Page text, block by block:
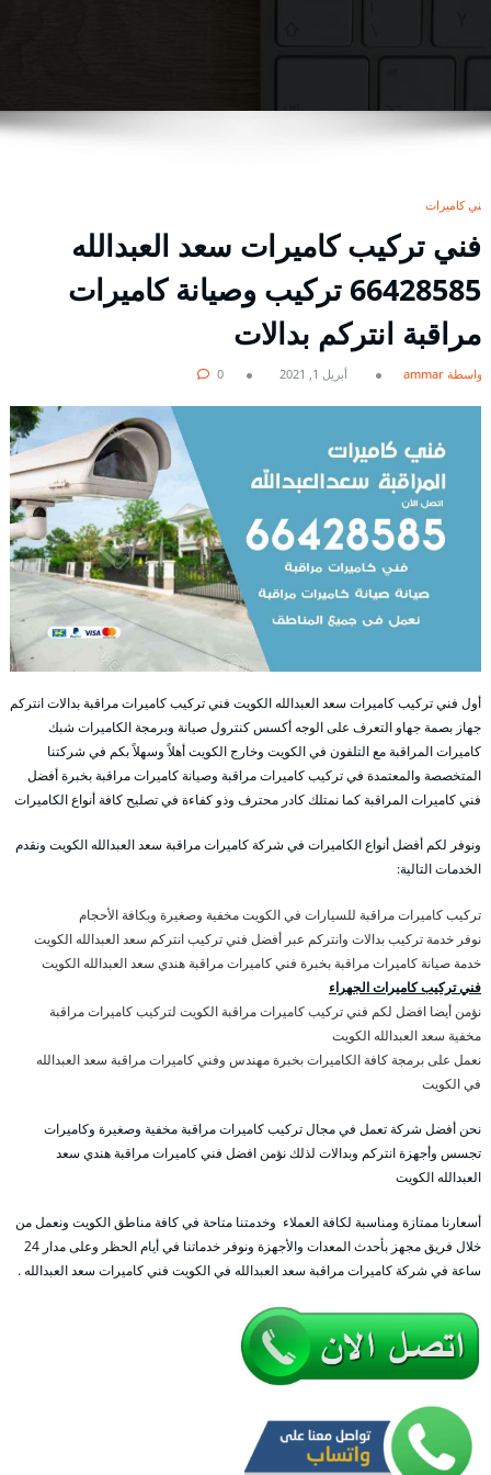
فني كاميرات
فني تركيب كاميرات سعد العبدالله
66428585 تركيب وصيانة كاميرات
مراقبة انتركم بدالات
بواسطة ammar أبريل 1, 2021 0
أول فني تركيب كاميرات سعد العبدالله الكويت فني تركيب كاميرات مراقبة بدالات انتركم
جهاز بصمة جهاو التعرف على الوجه أكسس كنترول صيانة وبرمجة الكاميرات شبك
كاميرات المراقبة مع التلفون في الكويت وخارج الكويت أهلاً وسهلاً بكم في شركتنا
المتخصصة والمعتمدة في تركيب كاميرات مراقبة وصيانة كاميرات مراقبة بخبرة أفضل
فني كاميرات المراقبة كما نمتلك كادر محترف وذو كفاءة في تصليح كافة أنواع الكاميرات
ونوفر لكم أفضل أنواع الكاميرات في شركة كاميرات مراقبة سعد العبدالله الكويت ونقدم
الخدمات التالية:
تركيب كاميرات مراقبة للسيارات في الكويت مخفية وصغيرة وبكافة الأحجام
نوفر خدمة تركيب بدالات وانتركم عبر أفضل فني تركيب انتركم سعد العبدالله الكويت
خدمة صيانة كاميرات مراقبة بخبرة فني كاميرات مراقبة هندي سعد العبدالله الكويت
فني تركيب كاميرات الجهراء
نؤمن أيضا افضل لكم فني تركيب كاميرات مراقبة الكويت لتركيب كاميرات مراقبة
مخفية سعد العبدالله الكويت
نعمل على برمجة كافة الكاميرات بخبرة مهندس وفني كاميرات مراقبة سعد العبدالله
في الكويت
نحن أفضل شركة تعمل في مجال تركيب كاميرات مراقبة مخفية وصغيرة وكاميرات
تجسس وأجهزة انتركم وبدالات لذلك نؤمن افضل فني كاميرات مراقبة هندي سعد
العبدالله الكويت
أسعارنا ممتازة ومناسبة لكافة العملاء وخدمتنا متاحة في كافة مناطق الكويت ونعمل من
خلال فريق مجهز بأحدث المعدات والأجهزة ونوفر خدماتنا في أيام الحظر وعلى مدار 24
ساعة في شركة كاميرات مراقبة سعد العبدالله في الكويت فني كاميرات سعد العبدالله .